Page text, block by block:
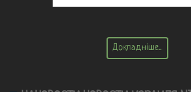
Докладніше...